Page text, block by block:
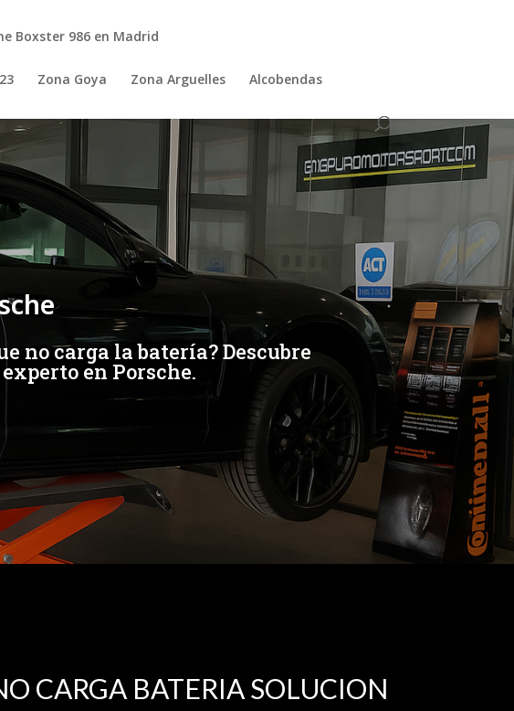
Boxster 986 en Madrid
Zona Goya Zona Arguelles Alcobendas
no carga la batería? Descubre
en Porsche.
CARGA BATERIA SOLUCION